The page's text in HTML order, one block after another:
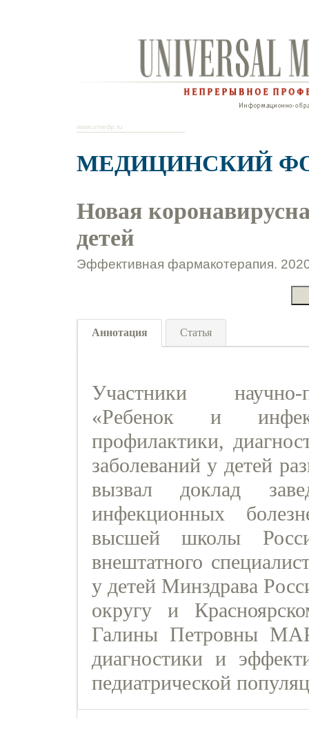
www.umedp.ru
МЕДИЦИНСКИЙ
Новая
детей
Эффективная фармакотерапия.
Аннотация Статья
Участники научно-
«Ребенок и
профилактики,
заболеваний у детей
вызвал доклад
инфекционных
высшей школы
внештатного
у детей Минздрава
округу и
Галины Петровны
диагностики и
педиатрической